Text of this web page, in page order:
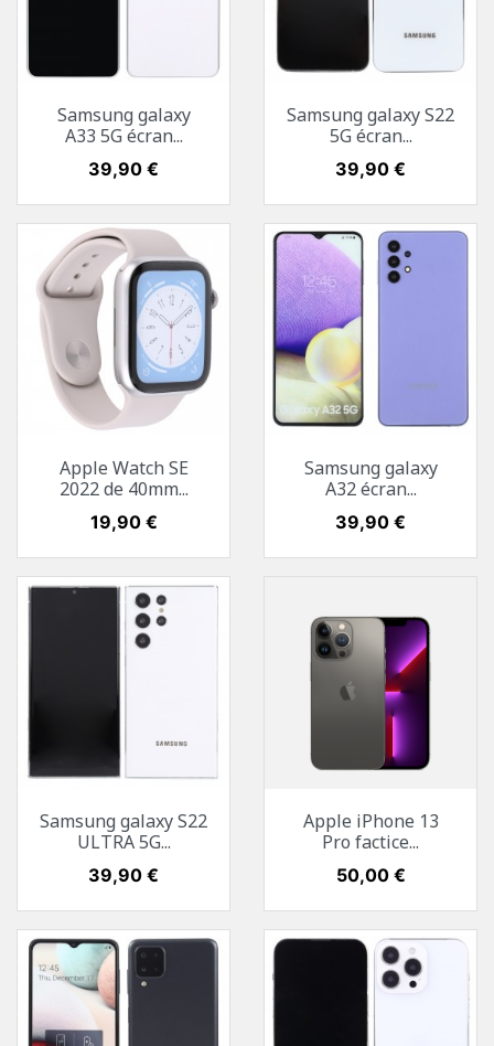
Samsung galaxy
A33 5G écran...
Prix
39,90 €
Samsung galaxy S22
5G écran...
Prix
39,90 €
Apple Watch SE
2022 de 40mm...
Prix
19,90 €
Samsung galaxy
A32 écran...
Prix
39,90 €
Samsung galaxy S22
ULTRA 5G...
Prix
39,90 €
Apple iPhone 13
Pro factice...
Prix
50,00 €